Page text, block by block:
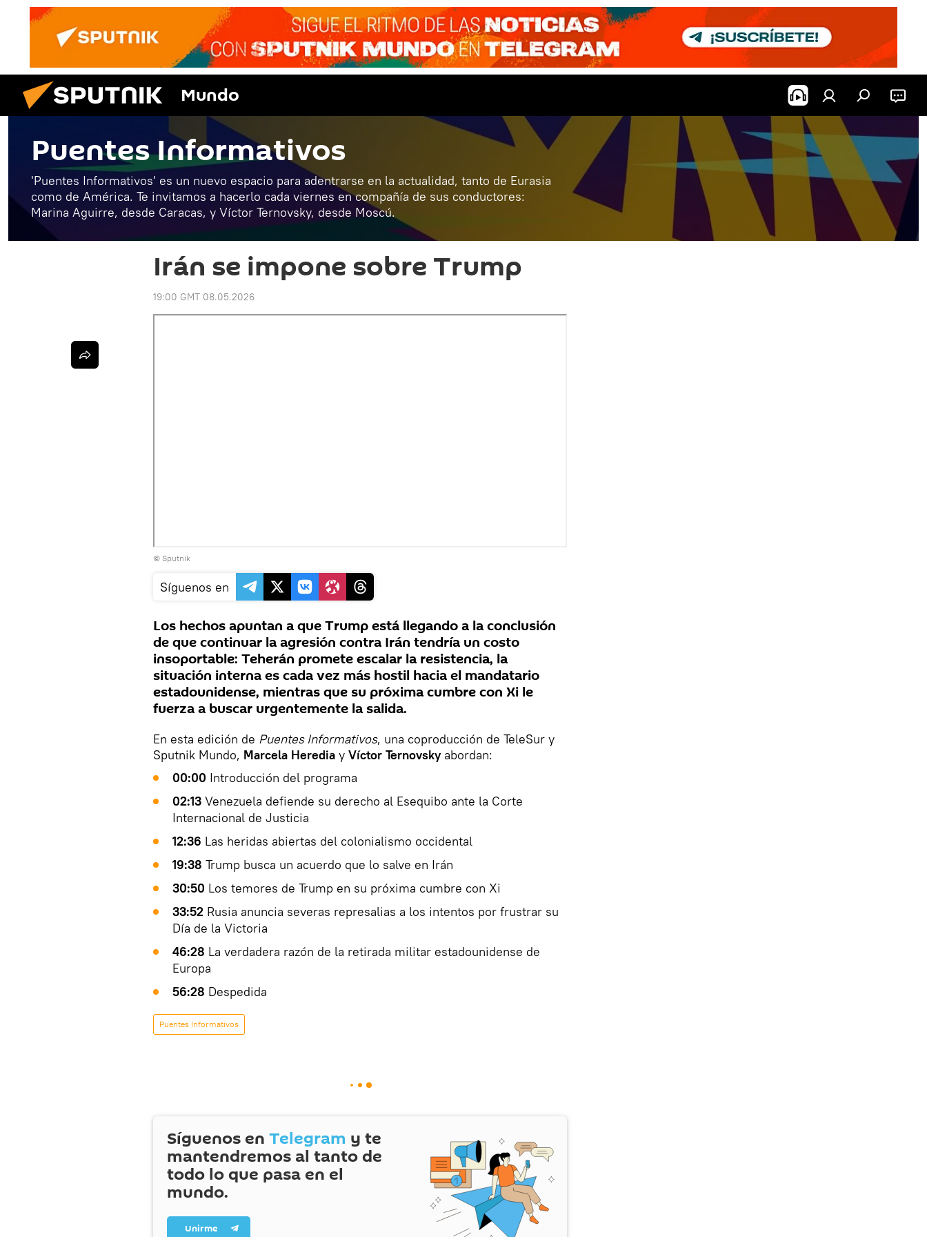
Mundo
Puentes Informativos
'Puentes Informativos' es un nuevo espacio para adentrarse en la actualidad, tanto de Eurasia
como de América. Te invitamos a hacerlo cada viernes en compañía de sus conductores:
Marina Aguirre, desde Caracas, y Víctor Ternovsky, desde Moscú.
Irán se impone sobre Trump
19:00 GMT 08.05.2026
© Sputnik
Síguenos en
Los hechos apuntan a que Trump está llegando a la conclusión
de que continuar la agresión contra Irán tendría un costo
insoportable: Teherán promete escalar la resistencia, la
situación interna es cada vez más hostil hacia el mandatario
estadounidense, mientras que su próxima cumbre con Xi le
fuerza a buscar urgentemente la salida.
En esta edición de Puentes Informativos, una coproducción de TeleSur y
Sputnik Mundo, Marcela Heredia y Víctor Ternovskyabordan:
00:00 Introducción del programa
02:13 Venezuela defiende su derecho al Esequibo ante la Corte
Internacional de Justicia
12:36 Las heridas abiertas del colonialismo occidental
19:38 Trump busca un acuerdo que lo salve en Irán
30:50 Los temores de Trump en su próxima cumbre con Xi
33:52 Rusia anuncia severas represalias a los intentos por frustrar su
Día de la Victoria
46:28 La verdadera razón de la retirada militar estadounidense de
Europa
56:28 Despedida
Puentes Informativos
Síguenos en Telegram y te
mantendremos al tanto de
todo lo que pasa en el
mundo.
Unirme